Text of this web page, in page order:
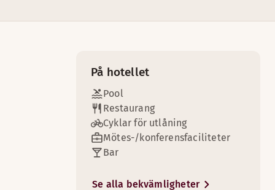
På hotellet
Pool
Restaurang
Cyklar för utlåning
Mötes-/konferensfaciliteter
Bar
Se alla bekvämligheter